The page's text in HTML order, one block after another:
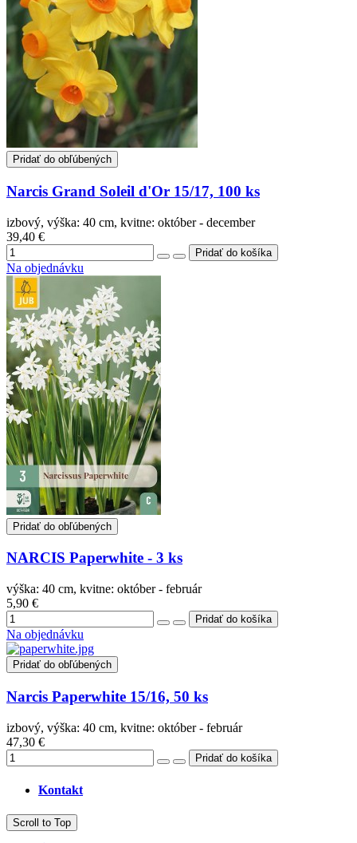
Pridať do obľúbených
Narcis Grand Soleil d'Or 15/17, 100 ks
izbový, výška: 40 cm, kvitne: október - december
39,40 €
Na objednávku
Pridať do obľúbených
NARCIS Paperwhite - 3 ks
výška: 40 cm, kvitne: október - február
5,90 €
Na objednávku
Pridať do obľúbených
Narcis Paperwhite 15/16, 50 ks
izbový, výška: 40 cm, kvitne: október - február
47,30 €
Kontakt
Scroll to Top